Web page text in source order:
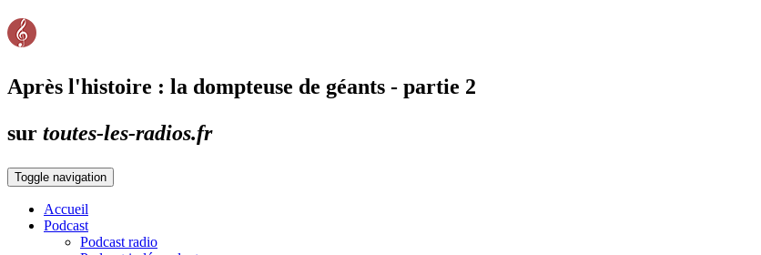
Après l'histoire : la dompteuse de géants - partie 2
sur toutes-les-radios.fr
Toggle navigation
Accueil
Podcast
Podcast radio